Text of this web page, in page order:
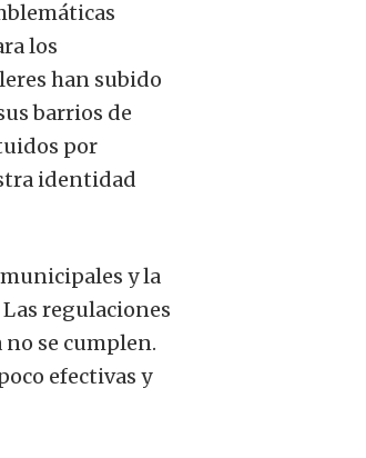
los
han subido
barrios de
por
identidad
y la
regulaciones
se cumplen.
efectivas y